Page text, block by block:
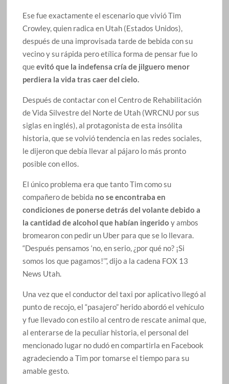
Ese fue exactamente el escenario que vivió Tim
Crowley, quien radica en Utah (Estados Unidos),
después de una improvisada tarde de bebida con su
vecino y su rápida pero etílica forma de pensar fue lo
queevitó que la indefensa cría de jilguero menor
perdiera la vida tras caer del cielo.
Después de contactar con el Centro de Rehabilitación
de Vida Silvestre del Norte de Utah (WRCNU por sus
siglas en inglés), al protagonista de esta insólita
historia, que se volvió tendencia en las redes sociales,
le dijeron que debía llevar al pájaro lo más pronto
posible con ellos.
El único problema era que tanto Tim como su
compañero de bebida no se encontraba en
condiciones de ponerse detrás del volante debido a
la cantidad de alcohol que habían ingerido y ambos
bromearon con pedir un Uber para que se lo llevara.
“Después pensamos ‘no, en serio, ¿por qué no? ¡Si
somos los que pagamos!’”, dijo a la cadena FOX 13
News Utah.
Una vez que el conductor del taxi por aplicativo llegó al
punto de recojo, el “pasajero” herido abordó el vehículo
y fue llevado con estilo al centro de rescate animal que,
al enterarse de la peculiar historia, el personal del
mencionado lugar no dudó en compartirla en Facebook
agradeciendo a Tim por tomarse el tiempo para su
amable gesto.